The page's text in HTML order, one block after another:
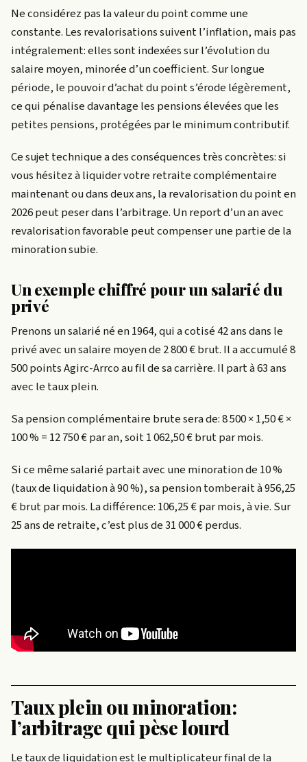
Ne considérez pas la valeur du point comme une
constante. Les revalorisations suivent l’inflation, mais pas
intégralement: elles sont indexées sur l’évolution du
salaire moyen, minorée d’un coefficient. Sur longue
période, le pouvoir d’achat du point s’érode légèrement,
ce qui pénalise davantage les pensions élevées que les
petites pensions, protégées par le minimum contributif.
Ce sujet technique a des conséquences très concrètes: si
vous hésitez à liquider votre retraite complémentaire
maintenant ou dans deux ans, la revalorisation du point en
2026 peut peser dans l’arbitrage. Un report d’un an avec
revalorisation favorable peut compenser une partie de la
minoration subie.
Un exemple chiffré pour un salarié du
privé
Prenons un salarié né en 1964, qui a cotisé 42 ans dans le
privé avec un salaire moyen de 2 800 € brut. Il a accumulé 8
500 points Agirc-Arrco au fil de sa carrière. Il part à 63 ans
avec le taux plein.
Sa pension complémentaire brute sera de: 8 500 × 1,50 € ×
100 % = 12 750 € par an, soit 1 062,50 € brut par mois.
Si ce même salarié partait avec une minoration de 10 %
(taux de liquidation à 90 %), sa pension tomberait à 956,25
€ brut par mois. La différence: 106,25 € par mois, à vie. Sur
25 ans de retraite, c’est plus de 31 000 € perdus.
Taux plein ou minoration:
l’arbitrage qui pèse lourd
Le taux de liquidation est le multiplicateur final de la